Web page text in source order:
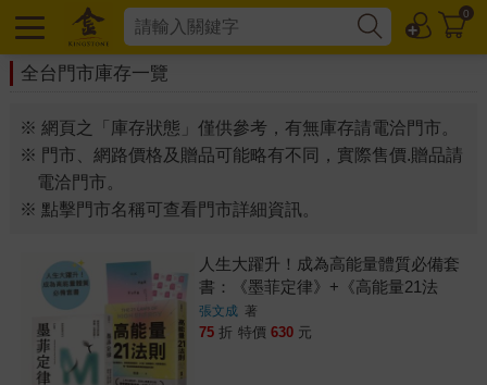
0
全台門市庫存一覽
※ 網頁之「庫存狀態」僅供參考，有無庫存請電洽門市。
※ 門市、網路價格及贈品可能略有不同，實際售價.贈品請
電洽門市。
※ 點擊門市名稱可查看門市詳細資訊。
人生大躍升！成為高能量體質必備套
書：《墨菲定律》+《高能量21法
則》【排行榜暢銷書單強強聯手】(兩
冊合售)
張文成 著
75 折 特價 630 元